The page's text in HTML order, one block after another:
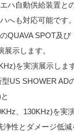
ハ自動供給装置と
へも対応可能です
QUAVA SPOT及び
示します。
を実演展示しま
型US SHOWER AD
、130KHz)を実
浄性とダメージ低